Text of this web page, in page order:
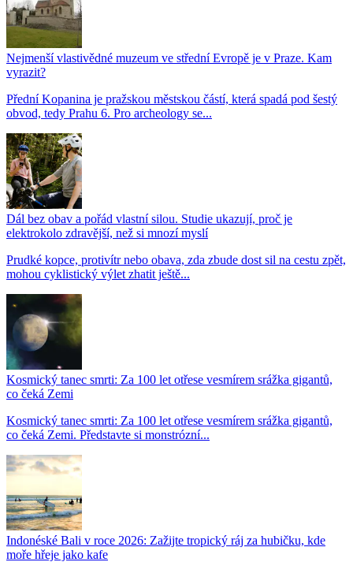
Nejmenší vlastivědné muzeum ve střední Evropě je v Praze. Kam
vyrazit?
Přední Kopanina je pražskou městskou částí, která spadá pod šestý
obvod, tedy Prahu 6. Pro archeology se...
Dál bez obav a pořád vlastní silou. Studie ukazují, proč je
elektrokolo zdravější, než si mnozí myslí
Prudké kopce, protivítr nebo obava, zda zbude dost sil na cestu zpět,
mohou cyklistický výlet zhatit ještě...
Kosmický tanec smrti: Za 100 let otřese vesmírem srážka gigantů,
co čeká Zemi
Kosmický tanec smrti: Za 100 let otřese vesmírem srážka gigantů,
co čeká Zemi. Představte si monstrózní...
Indonéské Bali v roce 2026: Zažijte tropický ráj za hubičku, kde
moře hřeje jako kafe